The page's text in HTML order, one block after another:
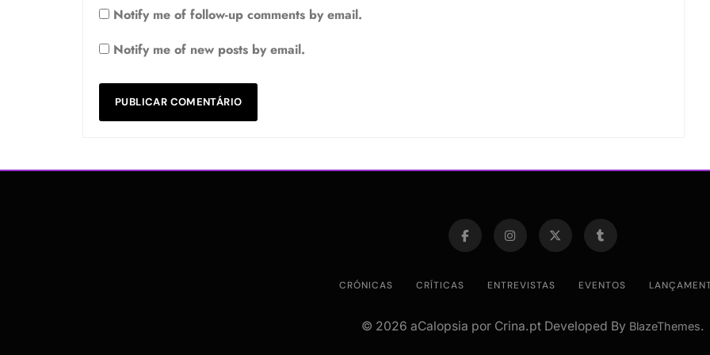
Notify me of follow-up comments by email.
Notify me of new posts by email.
CRÓNICAS CRÍTICAS ENTREVISTAS EVENTOS
© 2026 aCalopsia por Crina.pt Developed By BlazeThemes.